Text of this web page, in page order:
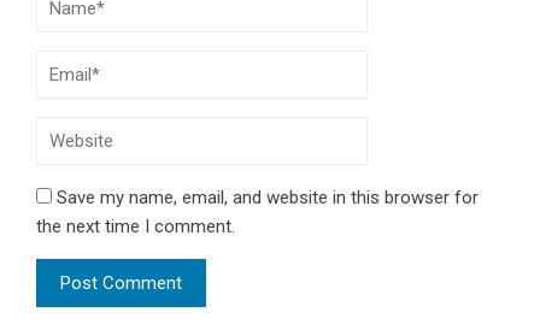
Save my name, email, and website in this browser for
the next time I comment.